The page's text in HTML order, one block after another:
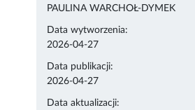
PAULINA WARCHOŁ-DYMEK
Data wytworzenia:
2026-04-27
Data publikacji:
2026-04-27
Data aktualizacji: